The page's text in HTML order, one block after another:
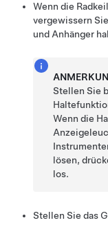
Wenn die
vergewissern
und Anhänger
Stellen Sie
Wenn die
lösen,
los.
Stellen Sie das